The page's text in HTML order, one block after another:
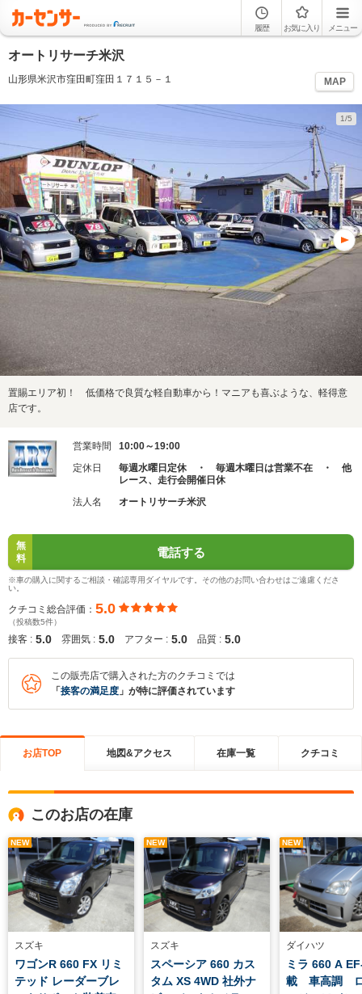
履歴 お気に入り メニュー
オートリサーチ米沢
山形県米沢市窪田町窪田１７１５－１ MAP
1/5
置賜エリア初！ 低価格で良質な軽自動車から！マニアも喜ぶような、軽得意
店です。
営業時間
10:00～19:00
定休日
毎週水曜日定休 ・ 毎週木曜日は営業不在 ・ 他
レース、走行会開催日休
法人名
オートリサーチ米沢
無
料
電話する
※車の購入に関するご相談・確認専用ダイヤルです。その他のお問い合わせはご遠慮くださ
い。
クチコミ総合評価： 5.0
（投稿数5件）
接客 : 5.0 雰囲気 : 5.0 アフター : 5.0 品質 : 5.0
この販売店で購入された方のクチコミでは
「 接客の満足度 」が特に評価されています
お店TOP 地図&アクセス 在庫一覧 クチコミ
このお店の在庫
NEW
スズキ
ワゴンR 660 FX リミ
テッド レーダーブレ
NEW
スズキ
スペーシア 660 カス
タム XS 4WD 社外ナ
NEW
ダイハツ
ミラ 660 A
載 車高調